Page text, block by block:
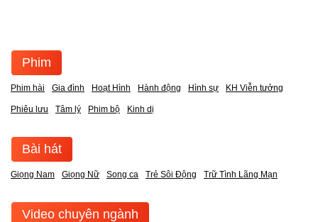
Phim
Phim hài Gia đình Hoạt Hình Hành động Hình sự KH Viễn tưởng
Phiêu lưu Tâm lý Phim bộ Kinh dị
Bài hát
Giọng Nam Giọng Nữ Song ca Trẻ Sôi Động Trữ Tình Lãng Mạn
Video chuyên ngành